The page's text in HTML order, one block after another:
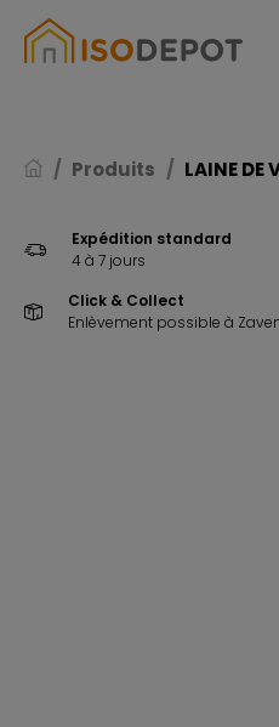
Produits LAINE DE
Expédition standard
4 à 7 jours
Click & Collect
Enlèvement possible à